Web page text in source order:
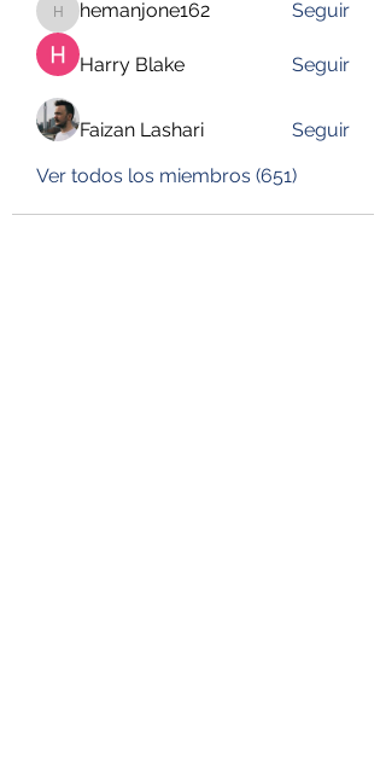
hemanjone162
hemanjone162 Seguir
Harry Blake Seguir
Faizan Lashari
Seguir
Ver todos los miembros (651)